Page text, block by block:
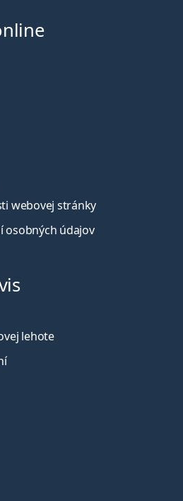
webovej stránky
osobných údajov
lehote